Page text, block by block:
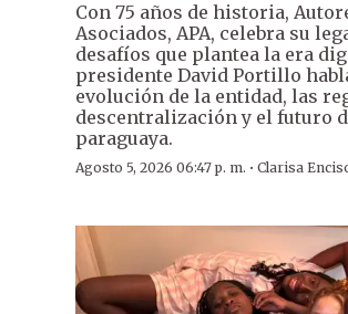
Con 75 años de historia,
Asociados, APA, celebra su
desafíos que plantea la era
presidente David Portillo
evolución de la entidad, las
descentralización y el futuro
paraguaya.
Agosto 5, 2026 06:47 p. m. · Clarisa